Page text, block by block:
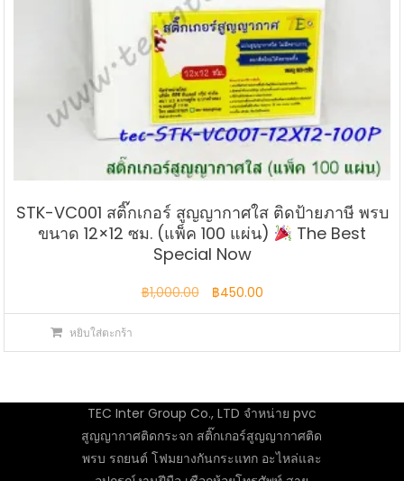
STK-VC001 สติ๊กเกอร์ สูญญากาศใส ติดป้ายภาษี พรบ
ขนาด 12×12 ซม. (แพ็ค 100 แผ่น)
The Best
Special Now
฿1,000.00
Original
price
฿450.00Current
price
หยิบใส่ตะกร้า
TEC Inter Group Co., LTD จำหน่าย pvc
สูญญากาศติดกระจก สติ๊กเกอร์สูญญากาศติด
พรบ รถยนต์ โฟมยางกันกระแทก อะไหล่และ